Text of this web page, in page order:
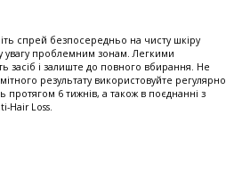
спрей безпосередньо на чисту шкіру
увагу проблемним зонам. Легкими
засіб і залиште до повного вбирання. Не
результату використовуйте регулярно
6 тижнів, а також в поєднанні з
Hair Loss.